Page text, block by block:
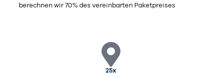
berechnen wir 70% des vereinbarten Paketpreises
25x